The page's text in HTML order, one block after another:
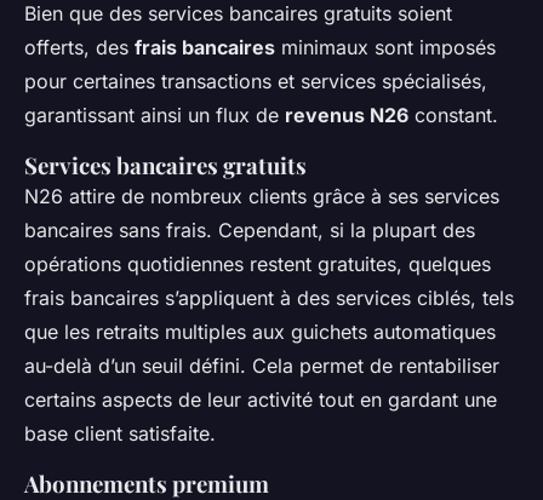
Bien que des services bancaires gratuits soient
offerts, des frais bancaires minimaux sont imposés
pour certaines transactions et services spécialisés,
garantissant ainsi un flux de revenus N26 constant.
Services bancaires gratuits
N26 attire de nombreux clients grâce à ses services
bancaires sans frais. Cependant, si la plupart des
opérations quotidiennes restent gratuites, quelques
frais bancaires s’appliquent à des services ciblés, tels
que les retraits multiples aux guichets automatiques
au-delà d’un seuil défini. Cela permet de rentabiliser
certains aspects de leur activité tout en gardant une
base client satisfaite.
Abonnements premium